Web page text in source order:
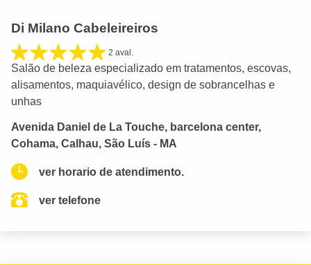
Di Milano Cabeleireiros
2 aval.
Salão de beleza especializado em tratamentos, escovas,
alisamentos, maquiavélico, design de sobrancelhas e
unhas
Avenida Daniel de La Touche, barcelona center,
Cohama, Calhau, São Luís - MA
ver horario de atendimento.
ver telefone